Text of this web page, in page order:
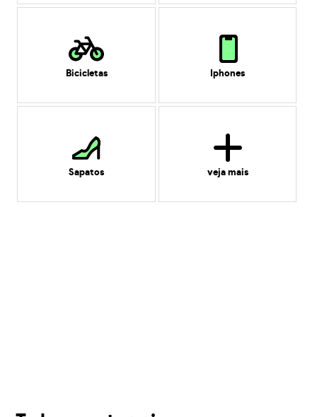
Bicicletas Iphones
Sapatos veja mais